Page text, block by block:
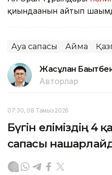
қиындағанын айтып
Ауа сапасы Аймақ
Жасұлан
Авторлар
07:30, 08 Тамыз 2026
Бүгін еліміздің 4
сапасы